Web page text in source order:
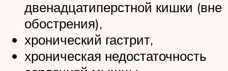
двенадцатиперстной кишки (вне
обострения),
хронический гастрит,
хроническая недостаточность